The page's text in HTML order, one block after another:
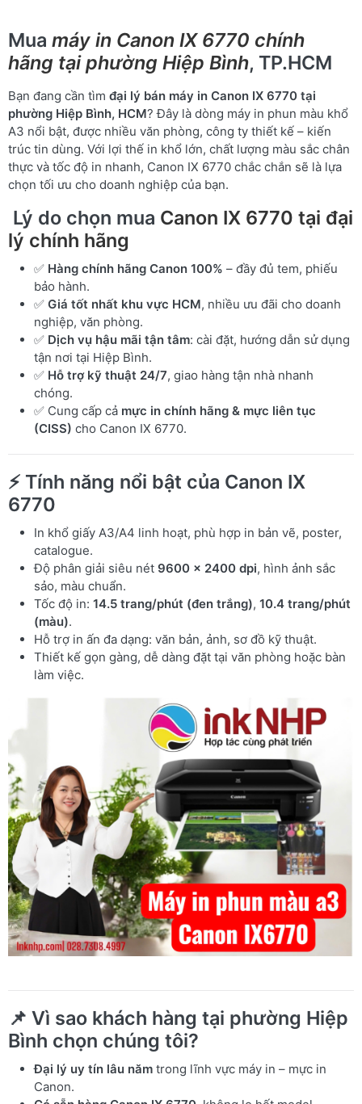
Mua máy in Canon IX 6770 chính
hãng tại phường Hiệp Bình, TP.HCM
Bạn đang cần tìm đại lý bán máy in Canon IX 6770 tại
phường Hiệp Bình, HCM? Đây là dòng máy in phun màu khổ
A3 nổi bật, được nhiều văn phòng, công ty thiết kế – kiến
trúc tin dùng. Với lợi thế in khổ lớn, chất lượng màu sắc chân
thực và tốc độ in nhanh, Canon IX 6770 chắc chắn sẽ là lựa
chọn tối ưu cho doanh nghiệp của bạn.
Lý do chọn mua Canon IX 6770 tại đại
lý chính hãng
✅ Hàng chính hãng Canon 100% – đầy đủ tem, phiếu
bảo hành.
✅ Giá tốt nhất khu vực HCM, nhiều ưu đãi cho doanh
nghiệp, văn phòng.
✅ Dịch vụ hậu mãi tận tâm: cài đặt, hướng dẫn sử dụng
tận nơi tại Hiệp Bình.
✅ Hỗ trợ kỹ thuật 24/7, giao hàng tận nhà nhanh
chóng.
✅ Cung cấp cả mực in chính hãng & mực liên tục
(CISS) cho Canon IX 6770.
⚡ Tính năng nổi bật của Canon IX
6770
In khổ giấy A3/A4 linh hoạt, phù hợp in bản vẽ, poster,
catalogue.
Độ phân giải siêu nét 9600 x 2400 dpi, hình ảnh sắc
sảo, màu chuẩn.
Tốc độ in: 14.5 trang/phút (đen trắng), 10.4 trang/phút
(màu).
Hỗ trợ in ấn đa dạng: văn bản, ảnh, sơ đồ kỹ thuật.
Thiết kế gọn gàng, dễ dàng đặt tại văn phòng hoặc bàn
làm việc.
📌 Vì sao khách hàng tại phường Hiệp
Bình chọn chúng tôi?
Đại lý uy tín lâu năm trong lĩnh vực máy in – mực in
Canon.